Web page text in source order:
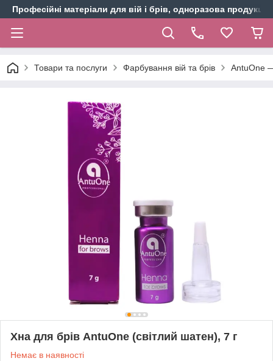
Професійні матеріали для вій і брів, одноразова продукція
Товари та послуги Фарбування вій та брів AntuOne
Хна для брів AntuOne (світлий шатен), 7 г
Немає в наявності